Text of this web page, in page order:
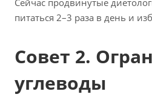
питаться 2–3 раза в день и
Совет 2.
углеводы